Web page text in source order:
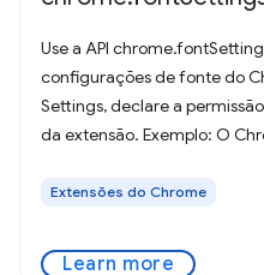
Use a API
configurações de fonte do
Settings, declare a
da extensão. Exemplo: O
Extensões do Chrome
Learn more